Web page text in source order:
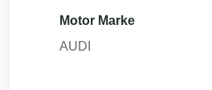
Motor Marke
AUDI